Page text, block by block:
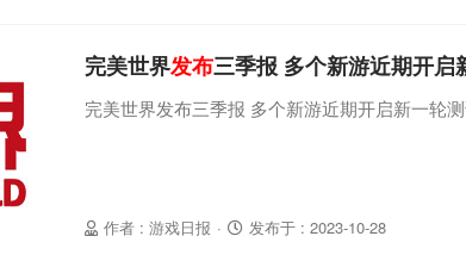
作者 : 游戏日报 · 发布于 : 2023-10-28
完美世界发布三季报 多个新游近期开启
完美世界发布三季报 多个新游近期开启新一轮